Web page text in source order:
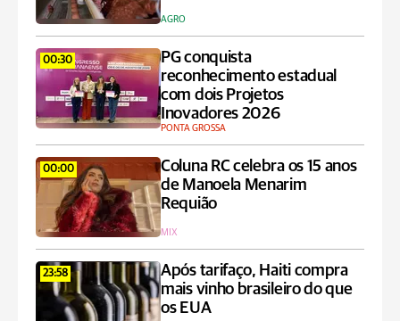
AGRO
00:30
PG conquista
reconhecimento estadual
com dois Projetos
Inovadores 2026
PONTA GROSSA
00:00
Coluna RC celebra os 15 anos
de Manoela Menarim
Requião
MIX
23:58
Após tarifaço, Haiti compra
mais vinho brasileiro do que
os EUA